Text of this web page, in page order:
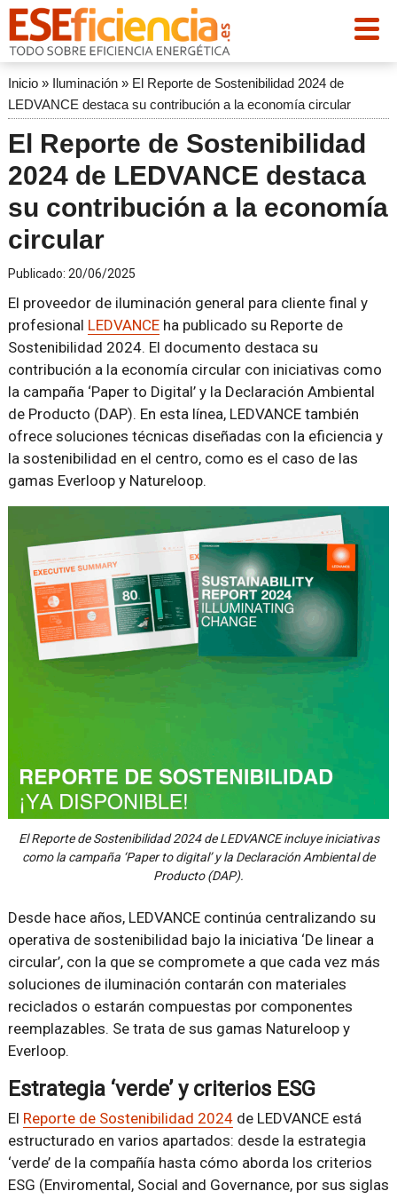
Inicio» Iluminación» El Reporte de Sostenibilidad 2024 de
LEDVANCE destaca su contribución a la economía circular
El Reporte de Sostenibilidad
2024 de LEDVANCE destaca
su contribución a la economía
circular
Publicado: 20/06/2025
El proveedor de iluminación general para cliente final y
profesional LEDVANCEha publicado su Reporte de
Sostenibilidad 2024. El documento destaca su
contribución a la economía circular con iniciativas como
la campaña ‘Paper to Digital’ y la Declaración Ambiental
de Producto (DAP). En esta línea, LEDVANCE también
ofrece soluciones técnicas diseñadas con la eficiencia y
la sostenibilidad en el centro, como es el caso de las
gamas Everloop y Natureloop.
El Reporte de Sostenibilidad 2024 de LEDVANCE incluye iniciativas
como la campaña ‘Paper to digital’ y la Declaración Ambiental de
Producto (DAP).
Desde hace años, LEDVANCE continúa centralizando su
operativa de sostenibilidad bajo la iniciativa ‘De linear a
circular’, con la que se compromete a que cada vez más
soluciones de iluminación contarán con materiales
reciclados o estarán compuestas por componentes
reemplazables. Se trata de sus gamas Natureloop y
Everloop.
Estrategia ‘verde’ y criterios ESG
El Reporte de Sostenibilidad 2024de LEDVANCE está
estructurado en varios apartados: desde la estrategia
‘verde’ de la compañía hasta cómo aborda los criterios
ESG (Enviromental, Social and Governance, por sus siglas